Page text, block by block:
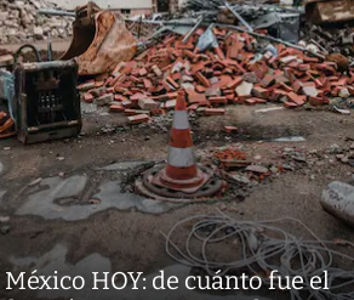
HOY: de cuánto fue el